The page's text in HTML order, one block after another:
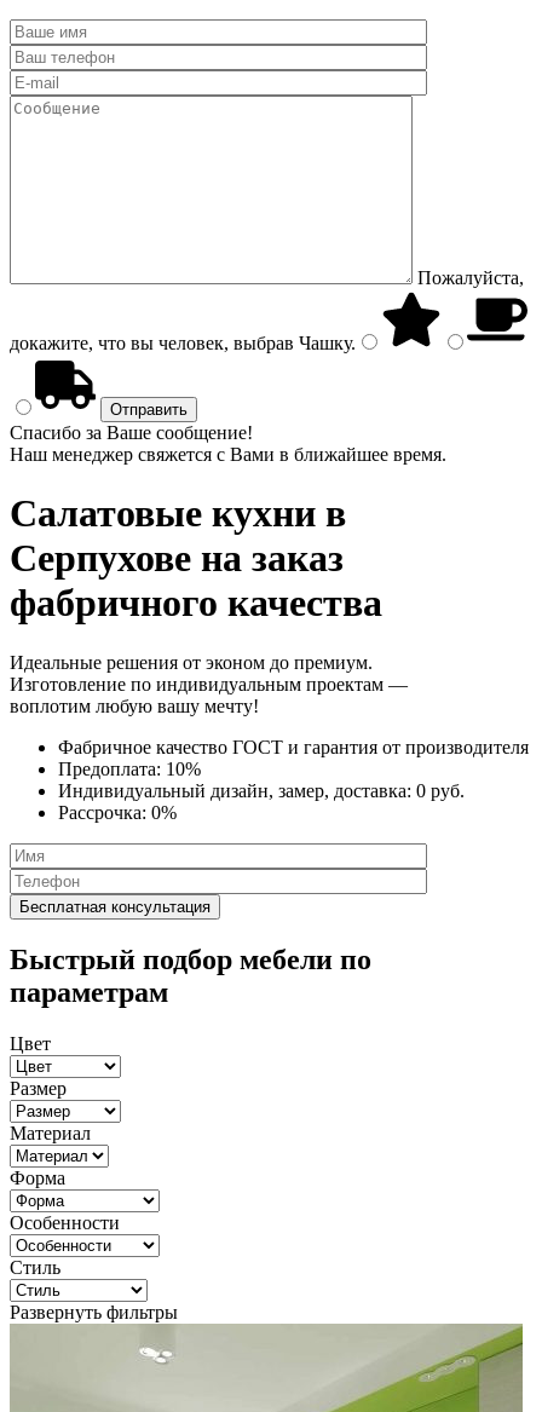
Пожалуйста,
докажите, что вы человек, выбрав Чашку.
Спасибо за Ваше сообщение!
Наш менеджер свяжется с Вами в ближайшее время.
Салатовые кухни в
Серпухове на заказ
фабричного качества
Идеальные решения от эконом до премиум.
Изготовление по индивидуальным проектам —
воплотим любую вашу мечту!
Фабричное качество ГОСТ и гарантия от производителя
Предоплата: 10%
Индивидуальный дизайн, замер, доставка: 0 руб.
Рассрочка: 0%
Быстрый подбор мебели по
параметрам
Цвет
Размер
Материал
Форма
Особенности
Стиль
Развернуть фильтры